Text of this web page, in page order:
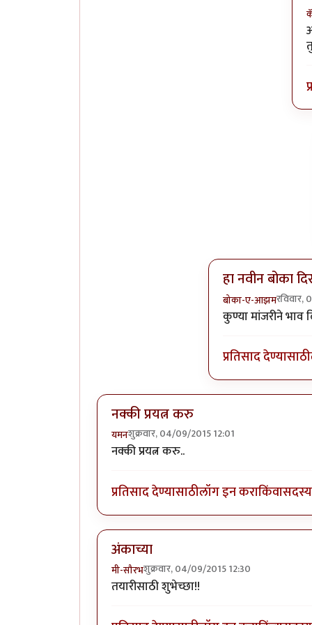
हा नवीन बोका
बोका-ए-आझम
In reply toहलकट
कुण्या मांजरीने भाव
प्रतिसाद देण्यासाठी
नक्की प्रयत्न करु
यमनशुक्रवार, 04/09/2015 12:01
नक्की प्रयत्न करु..
प्रतिसाद देण्यासाठीलॉग इन कराकिंवासदस्य
अंकाच्या
मी-सौरभशुक्रवार, 04/09/2015 12:30
तयारीसाठी शुभेच्छा!!